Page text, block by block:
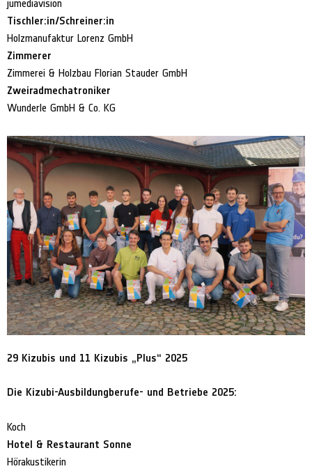
jumediavision
Tischler:in/Schreiner:in
Holzmanufaktur Lorenz GmbH
Zimmerer
Zimmerei & Holzbau Florian Stauder GmbH
Zweiradmechatroniker
Wunderle GmbH & Co. KG
29 Kizubis und 11 Kizubis „Plus“ 2025
Die Kizubi-Ausbildungberufe- und Betriebe 2025:
Koch
Hotel & Restaurant Sonne
Hörakustikerin